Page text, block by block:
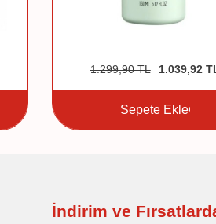
1.299,90TL 1.039,92
Sepete Ekle
İndirim ve